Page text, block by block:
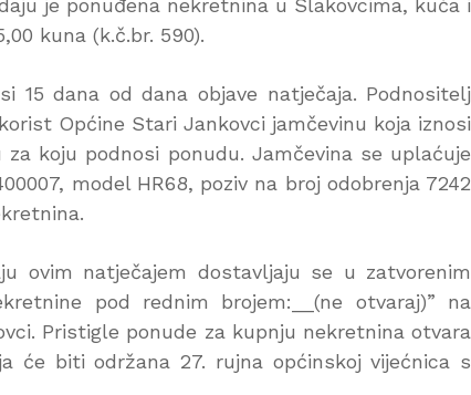
je ponuđena nekretnina u Slakovcima, kuća i
kuna (k.č.br. 590).
15 dana od dana objave natječaja. Podnositelj
Općine Stari Jankovci jamčevinu koja iznosi
koju podnosi ponudu. Jamčevina se uplaćuje
model HR68, poziv na broj odobrenja 7242
ovim natječajem dostavljaju se u zatvorenim
pod rednim brojem:__(ne otvaraj)” na
Pristigle ponude za kupnju nekretnina otvara
će biti održana 27. rujna općinskoj vijećnica s